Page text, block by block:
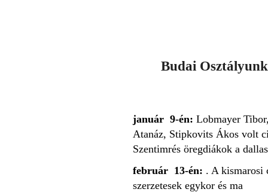
Budai
január 9-én: Lobmayer
Atanáz, Stipkovits Ákos volt
Szentimrés öregdiákok a
február 13-én: . A kismarosi
szerzetesek egykor és ma